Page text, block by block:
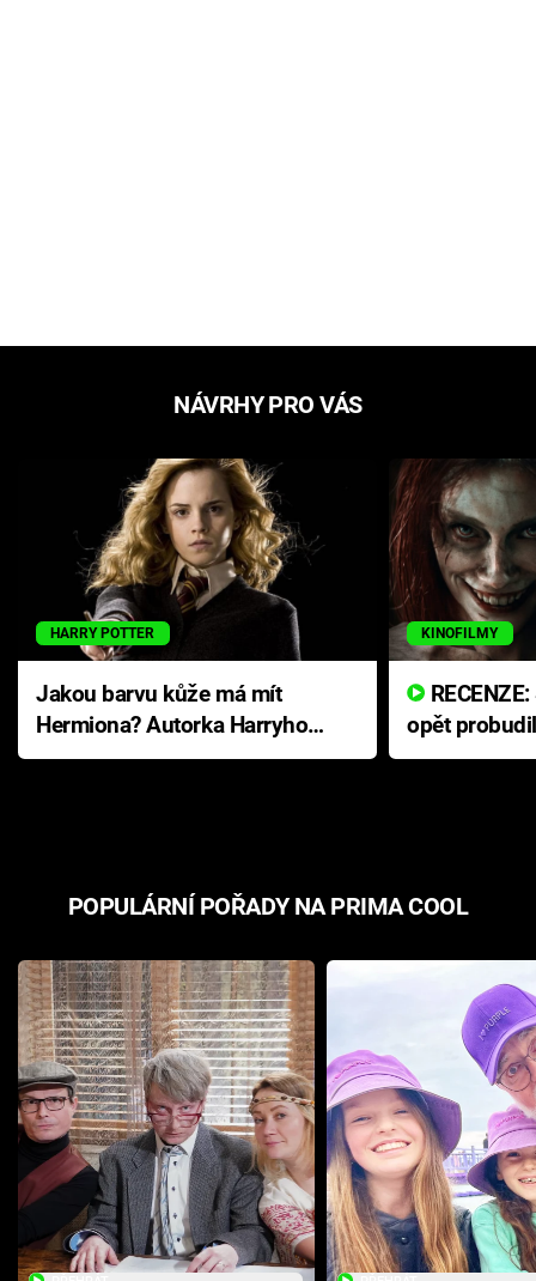
NÁVRHY PRO VÁS
HARRY POTTER
Jakou barvu kůže má mít
Hermiona? Autorka Harryho
Pottera přišla s ráznou
KINOFILMY
opět
přichází s
POPULÁRNÍ POŘADY NA PRIMA COOL